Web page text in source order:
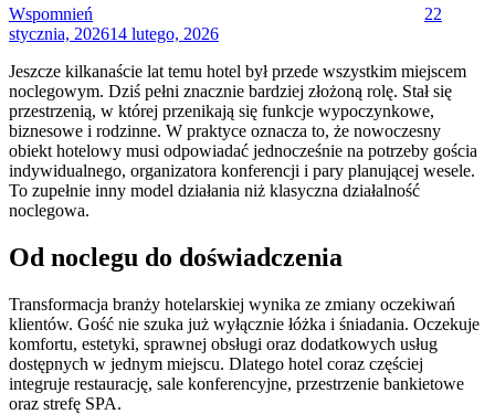
Wspomnień
22
stycznia, 202614 lutego, 2026
Jeszcze kilkanaście lat temu hotel był przede wszystkim miejscem
noclegowym. Dziś pełni znacznie bardziej złożoną rolę. Stał się
przestrzenią, w której przenikają się funkcje wypoczynkowe,
biznesowe i rodzinne. W praktyce oznacza to, że nowoczesny
obiekt hotelowy musi odpowiadać jednocześnie na potrzeby gościa
indywidualnego, organizatora konferencji i pary planującej wesele.
To zupełnie inny model działania niż klasyczna działalność
noclegowa.
Od noclegu do doświadczenia
Transformacja branży hotelarskiej wynika ze zmiany oczekiwań
klientów. Gość nie szuka już wyłącznie łóżka i śniadania. Oczekuje
komfortu, estetyki, sprawnej obsługi oraz dodatkowych usług
dostępnych w jednym miejscu. Dlatego hotel coraz częściej
integruje restaurację, sale konferencyjne, przestrzenie bankietowe
oraz strefę SPA.